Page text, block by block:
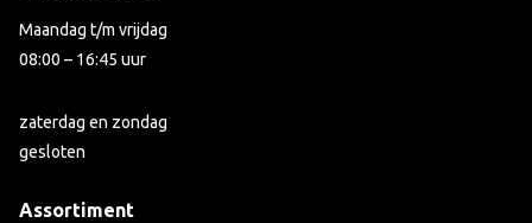
Maandag t/m vrijdag
08:00 – 16:45 uur
zaterdag en zondag
gesloten
Assortiment